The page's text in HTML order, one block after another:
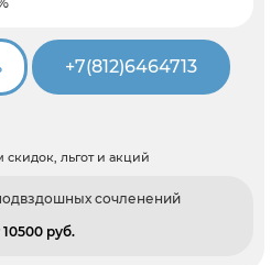
+7(812)6464713
скидок, льгот и акций
сочленений
10500 pуб.